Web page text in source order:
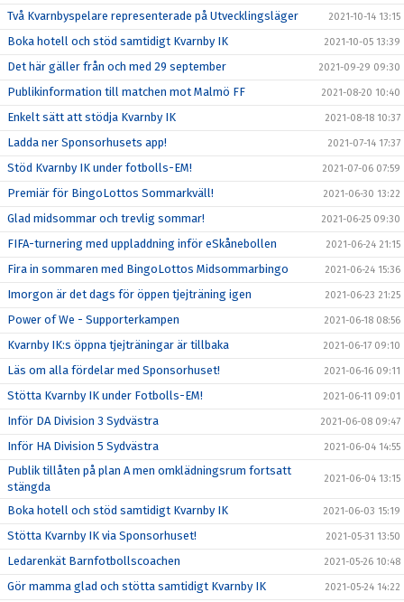
Två Kvarnbyspelare representerade på Utvecklingsläger 2021-10-14 13:15
Boka hotell och stöd samtidigt Kvarnby IK 2021-10-05 13:39
Det här gäller från och med 29 september 2021-09-29 09:30
Publikinformation till matchen mot Malmö FF 2021-08-20 10:40
Enkelt sätt att stödja Kvarnby IK 2021-08-18 10:37
Ladda ner Sponsorhusets app! 2021-07-14 17:37
Stöd Kvarnby IK under fotbolls-EM! 2021-07-06 07:59
Premiär för BingoLottos Sommarkväll! 2021-06-30 13:22
Glad midsommar och trevlig sommar! 2021-06-25 09:30
FIFA-turnering med uppladdning inför eSkånebollen 2021-06-24 21:15
Fira in sommaren med BingoLottos Midsommarbingo 2021-06-24 15:36
Imorgon är det dags för öppen tjejträning igen 2021-06-23 21:25
Power of We - Supporterkampen 2021-06-18 08:56
Kvarnby IK:s öppna tjejträningar är tillbaka 2021-06-17 09:10
Läs om alla fördelar med Sponsorhuset! 2021-06-16 09:11
Stötta Kvarnby IK under Fotbolls-EM! 2021-06-11 09:01
Inför DA Division 3 Sydvästra 2021-06-08 09:47
Inför HA Division 5 Sydvästra 2021-06-04 14:55
Publik tillåten på plan A men omklädningsrum fortsatt
stängda
2021-06-04 13:15
Boka hotell och stöd samtidigt Kvarnby IK 2021-06-03 15:19
Stötta Kvarnby IK via Sponsorhuset! 2021-05-31 13:50
Ledarenkät Barnfotbollscoachen 2021-05-26 10:48
Gör mamma glad och stötta samtidigt Kvarnby IK 2021-05-24 14:22